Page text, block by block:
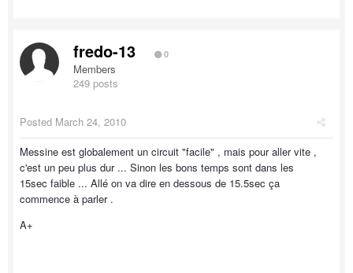
fredo-13 0
Members
249 posts
Posted March 24, 2010
Messine est globalement un circuit "facile" , mais pour aller vite ,
c'est un peu plus dur ... Sinon les bons temps sont dans les
15sec faible ... Allé on va dire en dessous de 15.5sec ça
commence à parler .
A+